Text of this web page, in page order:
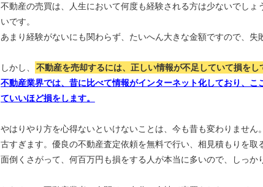
不動産の売買は、人生において何度も経験される方は少ないでしょ
いです。
あまり経験がないにも関わらず、たいへん大きな金額ですので、失
しかし、 不動産を売却するには、正しい情報が不足していて損を
不動産業界では、昔に比べて情報がインターネット化しており、
ていいほど損をします。
やはりやり方を心得ないといけないことは、今も昔も変わりませ
古すぎます。優良の不動産査定依頼を無料で行い、相見積もりを取
面倒くさがって、何百万円も損をする人が本当に多いので、しっか